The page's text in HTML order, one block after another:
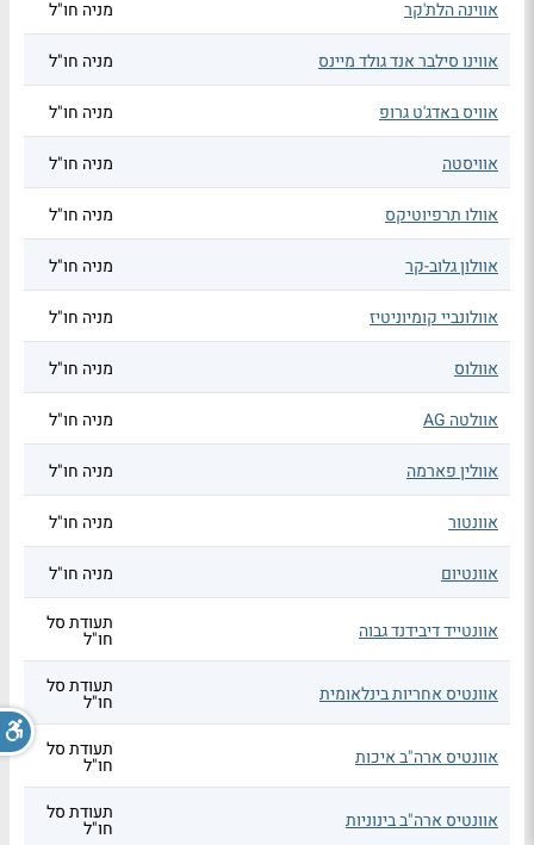
אווינה הלת'קר מניה חו"ל
אווינו סילבר אנד גולד מיינס מניה חו"ל
אוויס באדג'ט גרופ מניה חו"ל
אוויסטה מניה חו"ל
אוולו תרפיוטיקס מניה חו"ל
אוולון גלוב-קר מניה חו"ל
אוולונביי קומיוניטיז מניה חו"ל
אוולוס מניה חו"ל
אוולטה AG מניה חו"ל
אוולין פארמה מניה חו"ל
אוונטור מניה חו"ל
אוונטיום מניה חו"ל
אוונטייד דיבידנד גבוה תעודת סל
חו"ל
אוונטיס אחריות בינלאומית תעודת סל
חו"ל
אוונטיס ארה"ב איכות תעודת סל
חו"ל
אוונטיס ארה"ב בינוניות תעודת סל
חו"ל